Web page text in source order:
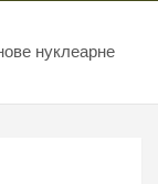
нуклеарне